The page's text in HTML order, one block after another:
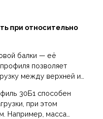
при относительно
балки — её
позволяет
между верхней и
при изгибе, а
их и стабилизирует
30Б1 способен
при этом
Например, масса